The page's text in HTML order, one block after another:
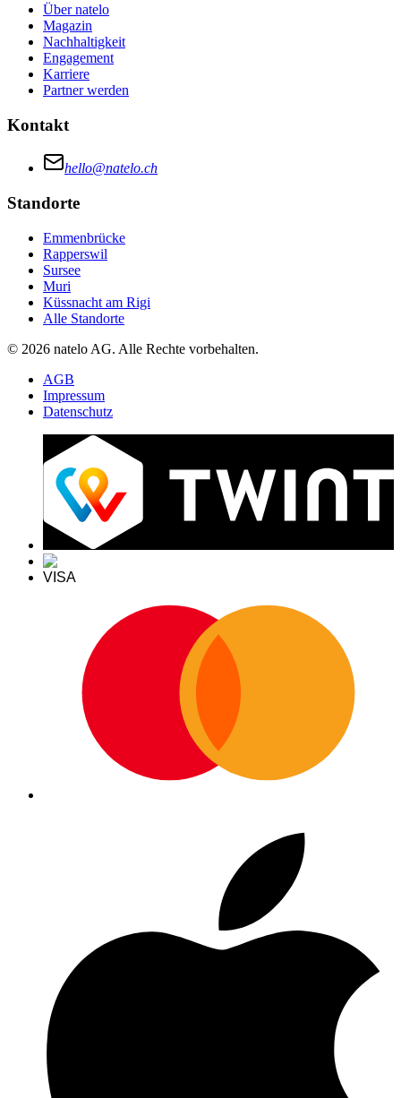
Über natelo
Magazin
Nachhaltigkeit
Engagement
Karriere
Partner werden
Kontakt
hello@natelo.ch
Standorte
Emmenbrücke
Rapperswil
Sursee
Muri
Küssnacht am Rigi
Alle Standorte
© 2026 natelo AG. Alle Rechte vorbehalten.
AGB
Impressum
Datenschutz
VISA